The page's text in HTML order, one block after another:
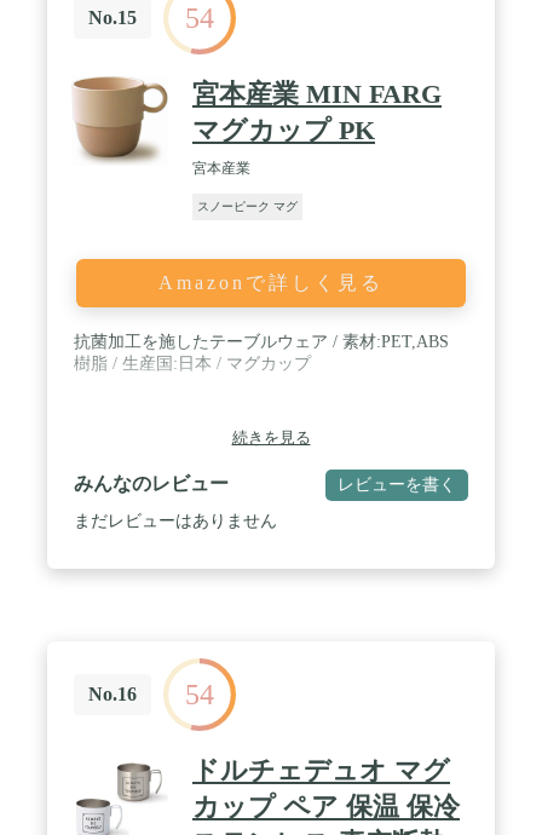
No.15 54
宮本産業 MIN FARG
マグカップ PK
宮本産業
スノーピーク マグ
Amazonで詳しく見る
抗菌加工を施したテーブルウェア / 素材:PET,ABS
樹脂 / 生産国:日本 / マグカップ
続きを見る
みんなのレビュー レビューを書く
まだレビューはありません
No.16 54
ドルチェデュオ マグ
カップ ペア 保温 保冷